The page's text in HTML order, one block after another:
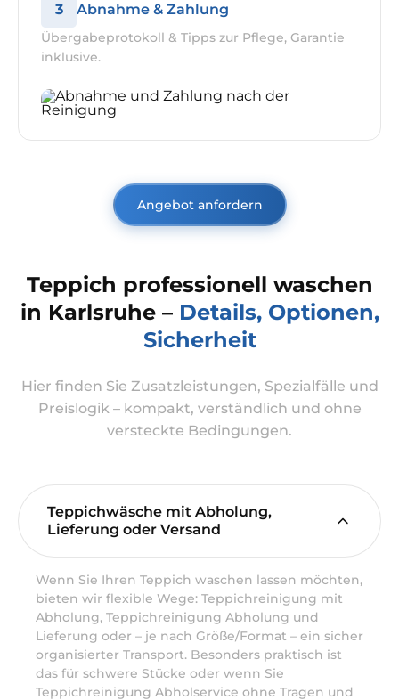
3 Abnahme & Zahlung
Übergabeprotokoll & Tipps zur Pflege, Garantie
inklusive.
Angebot anfordern
Teppich professionell waschen
in Karlsruhe – Details, Optionen,
Sicherheit
Hier finden Sie Zusatzleistungen, Spezialfälle und
Preislogik – kompakt, verständlich und ohne
versteckte Bedingungen.
Teppichwäsche mit Abholung,
Lieferung oder Versand
Wenn Sie Ihren Teppich waschen lassen möchten,
bieten wir flexible Wege: Teppichreinigung mit
Abholung, Teppichreinigung Abholung und
Lieferung oder – je nach Größe/Format – ein sicher
organisierter Transport. Besonders praktisch ist
das für schwere Stücke oder wenn Sie
Teppichreinigung Abholservice ohne Tragen und